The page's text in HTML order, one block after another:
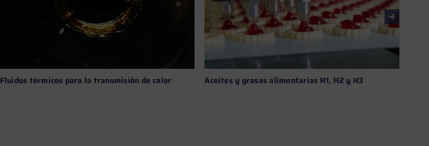
Fluidos térmicos para la transmisión de calor Aceites y grasas alimentarias H1, H2 y H3